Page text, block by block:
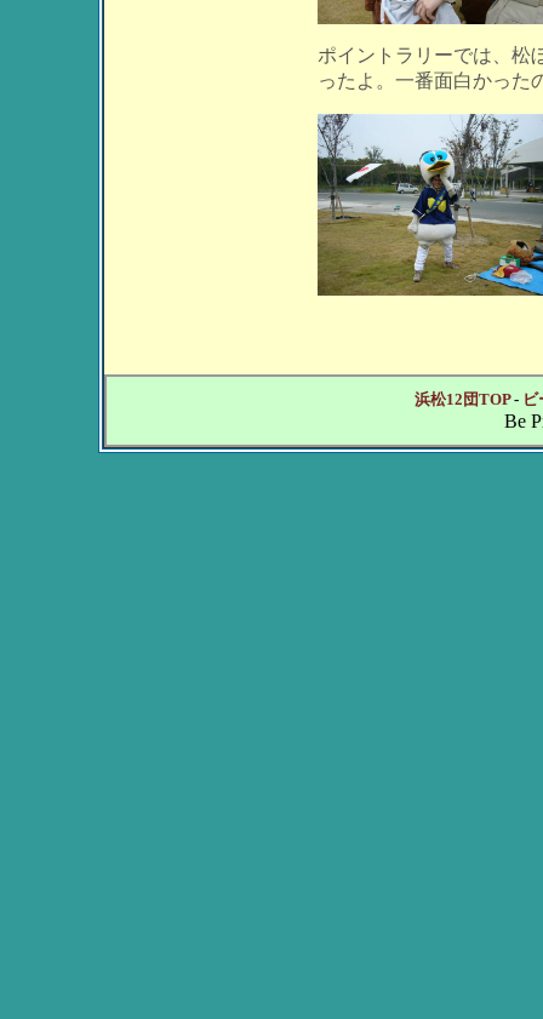
ポイントラリーでは、松
ったよ。一番面白かった
浜松12団TOP- ビ
Be